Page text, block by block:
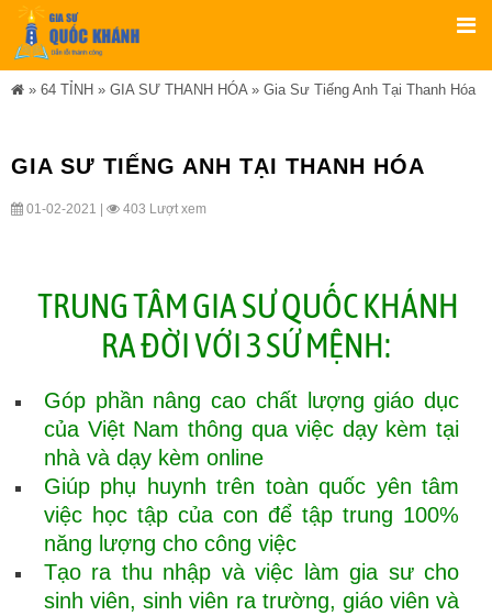
» 64 TỈNH » GIA SƯ THANH HÓA» Gia Sư Tiếng Anh Tại Thanh Hóa
GIA SƯ TIẾNG ANH TẠI THANH HÓA
01-02-2021 | 403 Lượt xem
TRUNG TÂM GIA SƯ QUỐC KHÁNH
RA ĐỜI VỚI 3 SỨ MỆNH:
Góp phần nâng cao chất lượng giáo dục
của Việt Nam thông qua việc dạy kèm tại
nhà và dạy kèm online
Giúp phụ huynh trên toàn quốc yên tâm
việc học tập của con để tập trung 100%
năng lượng cho công việc
Tạo ra thu nhập và việc làm gia sư cho
sinh viên, sinh viên ra trường, giáo viên và